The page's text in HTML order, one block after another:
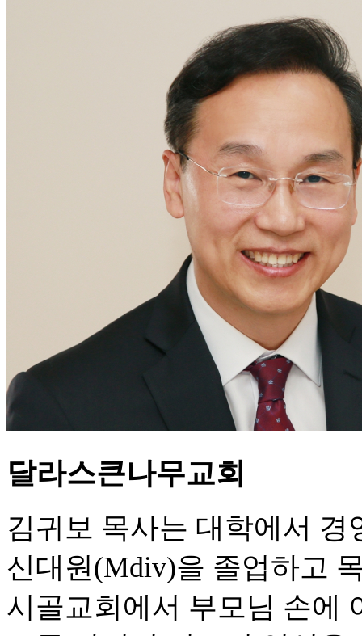
달라스큰나무교회
김귀보 목사는 대학에서
신대원(Mdiv)을 졸업하고
시골교회에서 부모님 손에